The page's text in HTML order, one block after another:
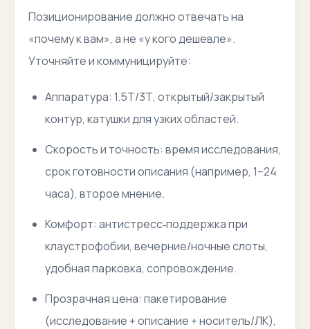
Позиционирование должно отвечать на
«почему к вам», а не «у кого дешевле».
Уточняйте и коммуницируйте:
Аппаратура: 1.5Т/3Т, открытый/закрытый
контур, катушки для узких областей.
Скорость и точность: время исследования,
срок готовности описания (например, 1–24
часа), второе мнение.
Комфорт: антистресс‑поддержка при
клаустрофобии, вечерние/ночные слоты,
удобная парковка, сопровождение.
Прозрачная цена: пакетирование
(исследование + описание + носитель/ЛК),